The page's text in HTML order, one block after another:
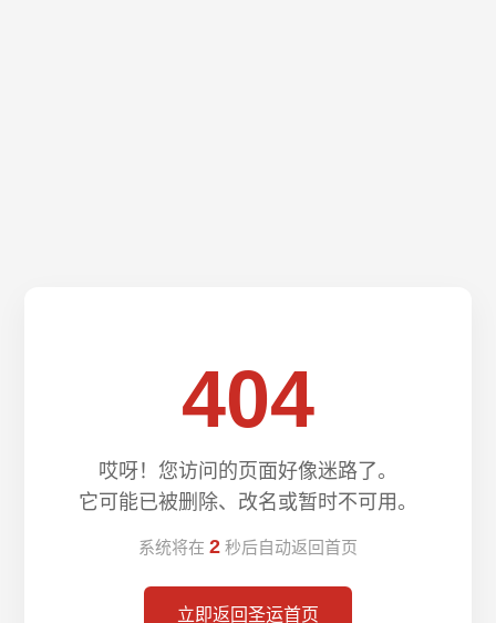
404
哎呀！您访问的页面好像迷路了。
它可能已被删除、改名或暂时不可用。
系统将在 2 秒后自动返回首页
立即返回圣运首页